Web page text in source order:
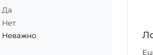
Да
Нет
Неважно